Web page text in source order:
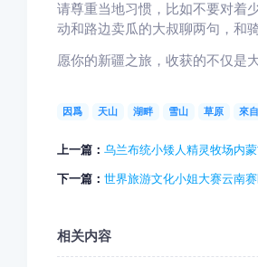
请尊重当地习惯，比如不要对着
动和路边卖瓜的大叔聊两句，和
愿你的新疆之旅，收获的不仅是
因爲 天山 湖畔 雪山 草原 來自
上一篇： 乌兰布统小矮人精灵牧场内
下一篇： 世界旅游文化小姐大赛云南
相关内容